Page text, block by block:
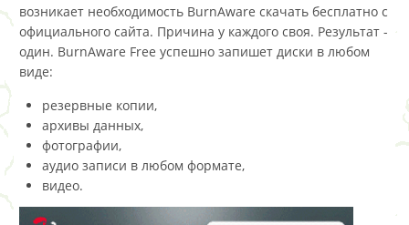
возникает необходимость BurnAware скачать бесплатно с
официального сайта. Причина у каждого своя. Результат -
один. BurnAware Free успешно запишет диски в любом
виде:
резервные копии,
архивы данных,
фотографии,
аудио записи в любом формате,
видео.